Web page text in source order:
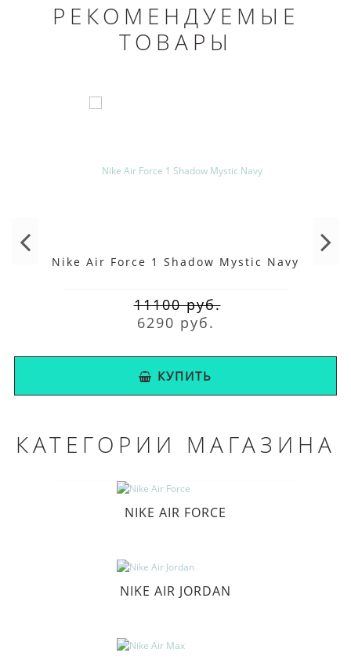
РЕКОМЕНДУЕМЫЕ
ТОВАРЫ
Nike Air Force 1 Shadow Mystic Navy
11100 руб.
6290 руб.
КУПИТЬ
КАТЕГОРИИ МАГАЗИНА
NIKE AIR FORCE
NIKE AIR JORDAN